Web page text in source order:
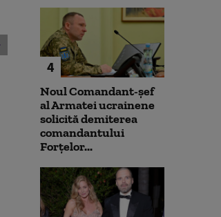
Un asistent medical din SUA
pune la pământ un pacient
violent. Ce nu a știut
bărbatul agresiv atunci când
Jihadiști
migranții
4
Noul Comandant-șef
al Armatei ucrainene
solicită demiterea
comandantului
Forțelor...